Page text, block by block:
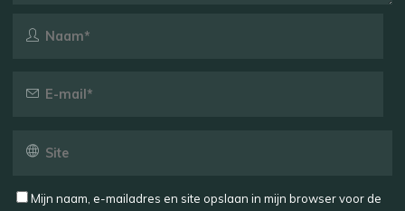
Mijn naam, e-mailadres en site opslaan in mijn browser voor de